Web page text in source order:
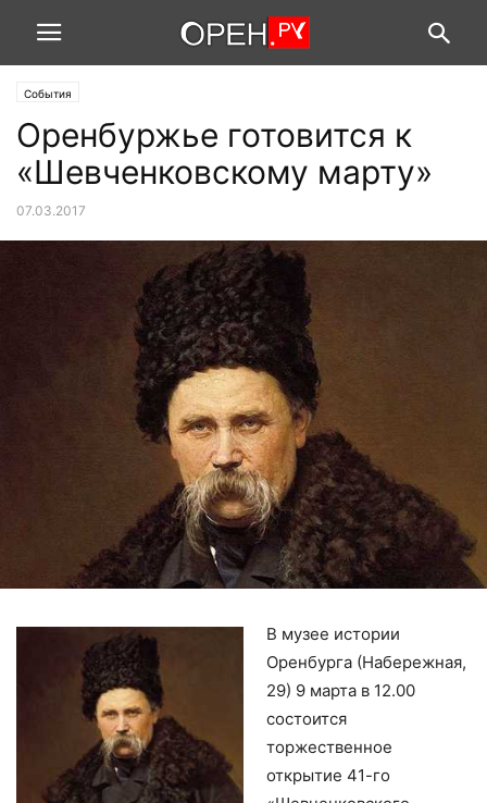
События
Оренбуржье готовится к
«Шевченковскому марту»
07.03.2017
В музее истории
Оренбурга (Набережная,
29) 9 марта в 12.00
состоится
торжественное
открытие 41-го